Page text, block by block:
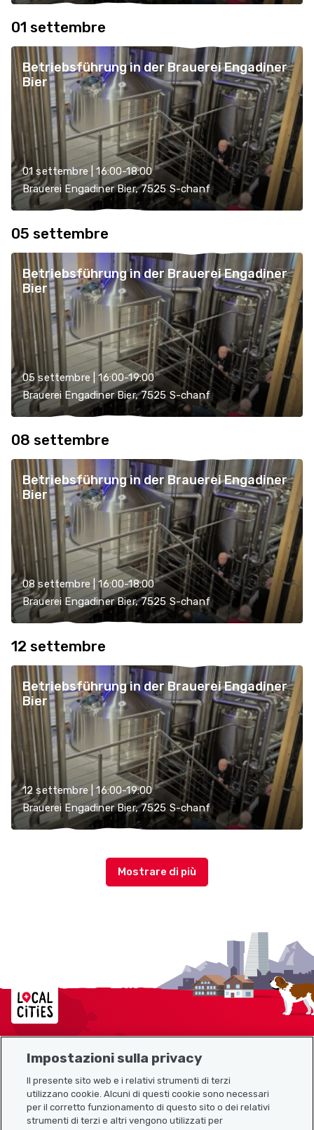
01 settembre
Betriebsführung in der Brauerei Engadiner
Bier
01 settembre | 16:00-18:00
Brauerei Engadiner Bier, 7525 S-chanf
05 settembre
Betriebsführung in der Brauerei Engadiner
Bier
05 settembre | 16:00-19:00
Brauerei Engadiner Bier, 7525 S-chanf
08 settembre
Betriebsführung in der Brauerei Engadiner
Bier
08 settembre | 16:00-18:00
Brauerei Engadiner Bier, 7525 S-chanf
12 settembre
Betriebsführung in der Brauerei Engadiner
Bier
12 settembre | 16:00-19:00
Brauerei Engadiner Bier, 7525 S-chanf
Localcities
Link utili
Impostazioni sulla privacy
Il presente sito web e i relativi strumenti di terzi
utilizzano cookie. Alcuni di questi cookie sono necessari
per il corretto funzionamento di questo sito o dei relativi
strumenti di terzi e altri vengono utilizzati per